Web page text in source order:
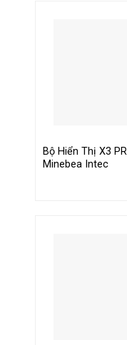
Bộ Hiển Thị X3
Minebea Intec